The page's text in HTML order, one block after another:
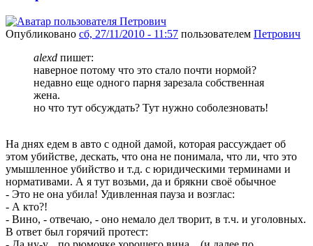
Опубликовано сб, 27/11/2010 - 11:57 пользователем Петрович
alexd пишет:
наверное потому что это стало почти нормой?
недавно еще одного парня зарезала собственная
жена.
но что тут обсуждать? Тут нужно соболезновать!
На днях едем в авто с одной дамой, которая рассуждает об
этом убийстве, дескать, что она не понимала, что ли, что это
умышленное убийство и т.д. с юридическими терминами и
нормативами. А я тут возьми, да и брякни своё обычное
- Это не она убила! Удивленная пауза и возглас:
- А кто?!
- Вино, - отвечаю, - оно немало дел творит, в т.ч. и уголовных.
В ответ был горячий протест: